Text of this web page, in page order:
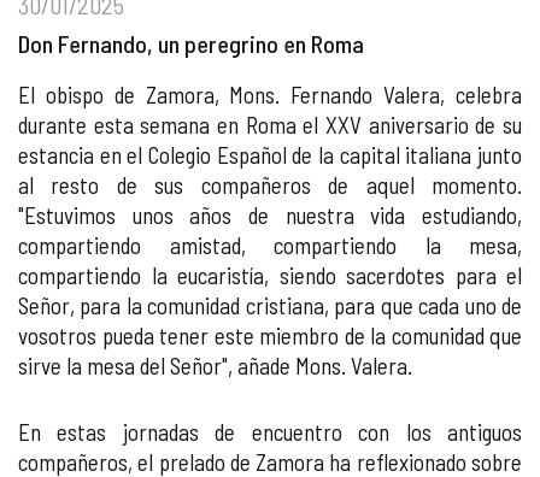
Don Fernando, un peregrino en Roma
El obispo de Zamora, Mons. Fernando Valera, celebra
durante esta semana en Roma el XXV aniversario de su
estancia en el Colegio Español de la capital italiana junto
al resto de sus compañeros de aquel momento.
"Estuvimos unos años de nuestra vida estudiando,
compartiendo amistad, compartiendo la mesa,
compartiendo la eucaristía, siendo sacerdotes para el
Señor, para la comunidad cristiana, para que cada uno de
vosotros pueda tener este miembro de la comunidad que
sirve la mesa del Señor", añade Mons. Valera.
En estas jornadas de encuentro con los antiguos
compañeros, el prelado de Zamora ha reflexionado sobre